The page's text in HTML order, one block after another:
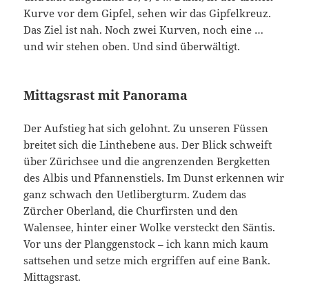
Kurve vor dem Gipfel, sehen wir das Gipfelkreuz.
Das Ziel ist nah. Noch zwei Kurven, noch eine …
und wir stehen oben. Und sind überwältigt.
Mittagsrast mit Panorama
Der Aufstieg hat sich gelohnt. Zu unseren Füssen
breitet sich die Linthebene aus. Der Blick schweift
über Zürichsee und die angrenzenden Bergketten
des Albis und Pfannenstiels. Im Dunst erkennen wir
ganz schwach den Uetlibergturm. Zudem das
Zürcher Oberland, die Churfirsten und den
Walensee, hinter einer Wolke versteckt den Säntis.
Vor uns der Planggenstock – ich kann mich kaum
sattsehen und setze mich ergriffen auf eine Bank.
Mittagsrast.